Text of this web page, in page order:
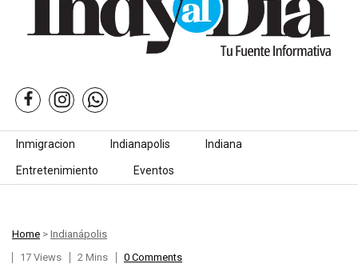
Skip to content
Inmigracion Indianapolis Indiana
Entretenimiento Eventos
Home > Indianápolis
17 Views
2 Mins 0 Comments